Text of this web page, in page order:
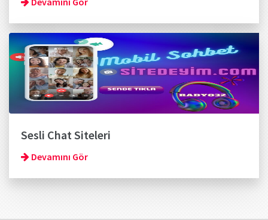
Sesli Chat Siteleri
Devamını Gör